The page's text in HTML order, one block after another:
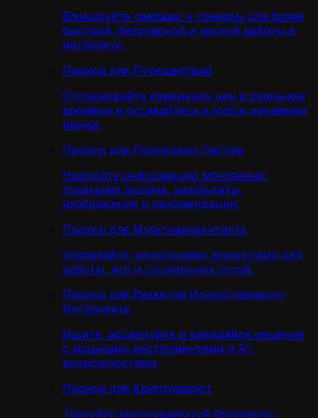
Блокируйте рекламу и трекеры для более
быстрой, безопасной и чистой работы в
интернете.
Прокси для Путешествий
Отслеживайте изменения цен в реальном
времени и оставайтесь в курсе динамики
рынка.
Прокси для Поисковых Систем
Находите информацию мгновенно:
локальная выдача, результаты,
изображения и рекомендации.
Прокси для Мультиаккаунтинга
Управляйте несколькими аккаунтами для
работы, игр и социальных сетей.
Прокси для Развития Искусственного
Интеллекта
Ищите, исследуйте и внедряйте решения
с мощными инструментами и AI-
возможностями.
Прокси для Криптовалют
Торгуйте криптовалютой безопасно: